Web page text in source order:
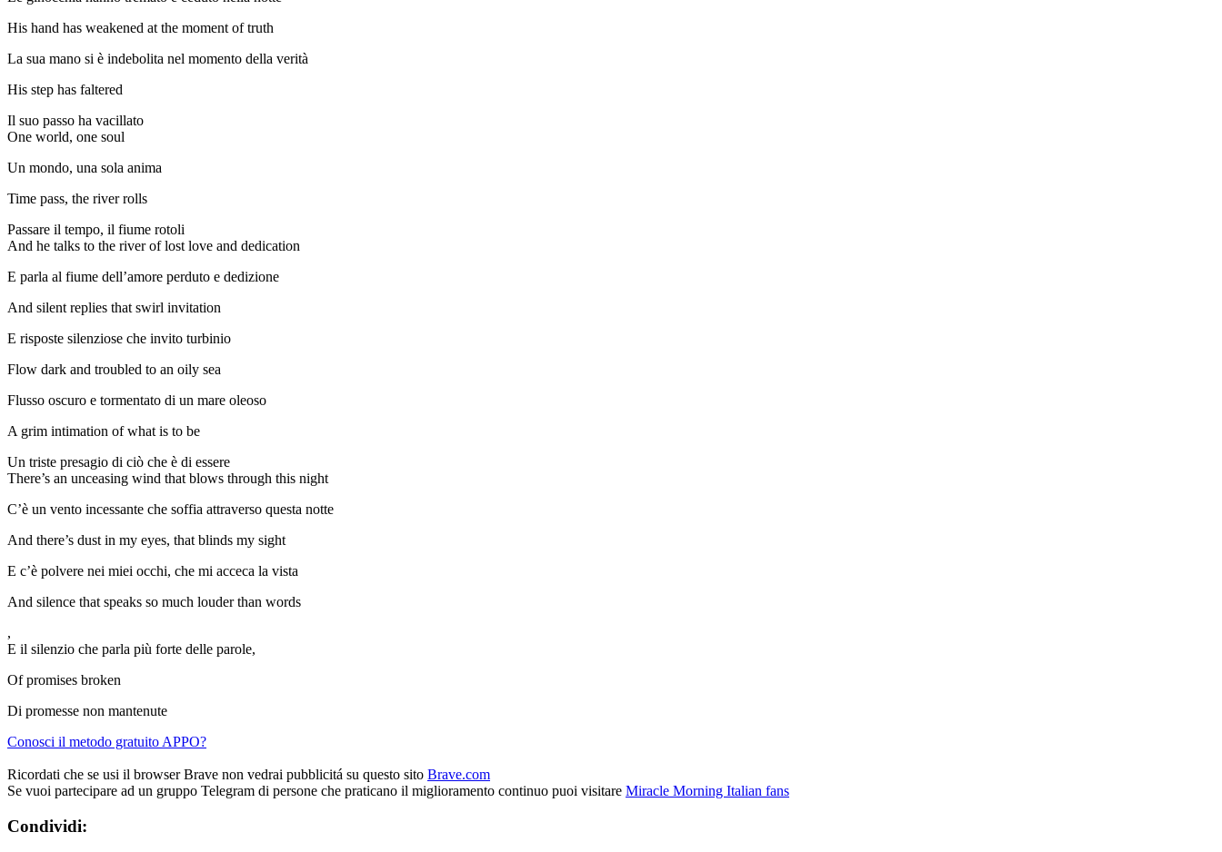
His hand has weakened at the moment of truth
La sua mano si è indebolita nel momento della verità
His step has faltered
Il suo passo ha vacillato
One world, one soul
Un mondo, una sola anima
Time pass, the river rolls
Passare il tempo, il fiume rotoli
And he talks to the river of lost love and dedication
E parla al fiume dell’amore perduto e dedizione
And silent replies that swirl invitation
E risposte silenziose che invito turbinio
Flow dark and troubled to an oily sea
Flusso oscuro e tormentato di un mare oleoso
A grim intimation of what is to be
Un triste presagio di ciò che è di essere
There’s an unceasing wind that blows through this night
C’è un vento incessante che soffia attraverso questa notte
And there’s dust in my eyes, that blinds my sight
E c’è polvere nei miei occhi, che mi acceca la vista
And silence that speaks so much louder than words
,
E il silenzio che parla più forte delle parole,
Of promises broken
Di promesse non mantenute
Conosci il metodo gratuito APPO?
Ricordati che se usi il browser Brave non vedrai pubblicitá su questo sito Brave.com
Se vuoi partecipare ad un gruppo Telegram di persone che praticano il miglioramento continuo puoi visitare Miracle Morning Italian fans
Condividi: